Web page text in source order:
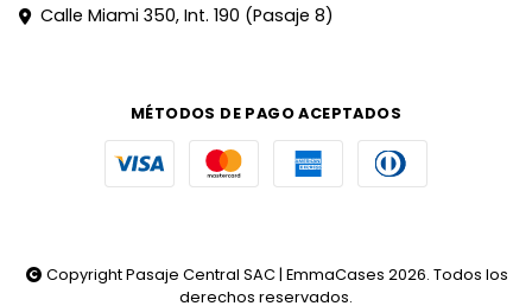
Calle Miami 350, Int. 190 (Pasaje 8)
MÉTODOS DE PAGO ACEPTADOS
Copyright Pasaje Central SAC | EmmaCases 2026. Todos los
derechos reservados.